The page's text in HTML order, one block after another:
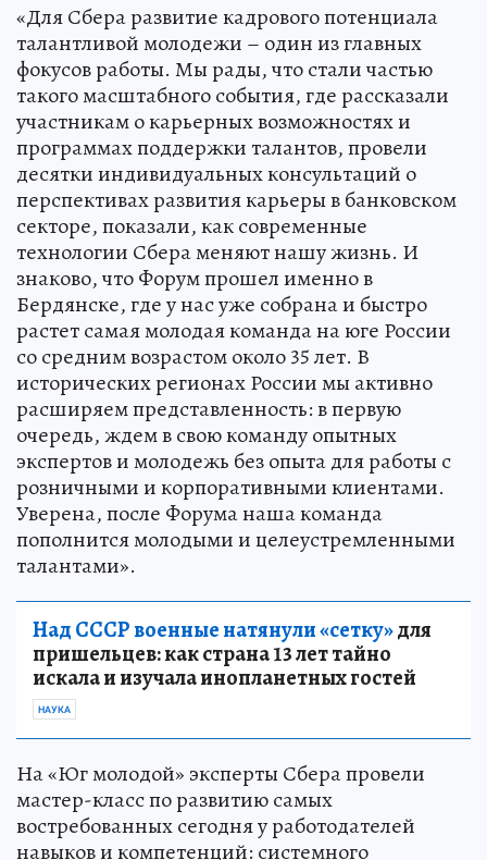
«Для Сбера развитие кадрового потенциала
талантливой молодежи – один из главных
фокусов работы. Мы рады, что стали частью
такого масштабного события, где рассказали
участникам о карьерных возможностях и
программах поддержки талантов, провели
десятки индивидуальных консультаций о
перспективах развития карьеры в банковском
секторе, показали, как современные
технологии Сбера меняют нашу жизнь. И
знаково, что Форум прошел именно в
Бердянске, где у нас уже собрана и быстро
растет самая молодая команда на юге России
со средним возрастом около 35 лет. В
исторических регионах России мы активно
расширяем представленность: в первую
очередь, ждем в свою команду опытных
экспертов и молодежь без опыта для работы с
розничными и корпоративными клиентами.
Уверена, после Форума наша команда
пополнится молодыми и целеустремленными
талантами».
Над СССР военные натянули «сетку»для
пришельцев: как страна 13 лет тайно
искала и изучала инопланетных гостей
НАУКА
На «Юг молодой» эксперты Сбера провели
мастер-класс по развитию самых
востребованных сегодня у работодателей
навыков и компетенций: системного